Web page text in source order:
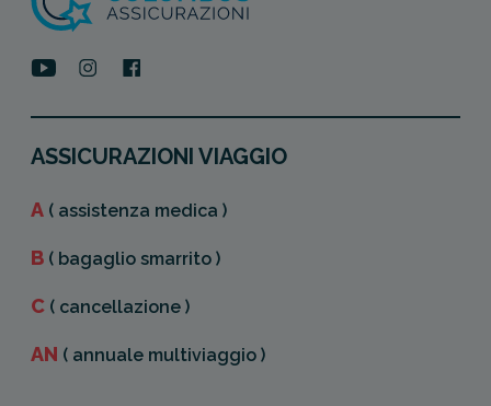
ASSICURAZIONI VIAGGIO
A ( assistenza medica )
B ( bagaglio smarrito )
C ( cancellazione )
AN ( annuale multiviaggio )